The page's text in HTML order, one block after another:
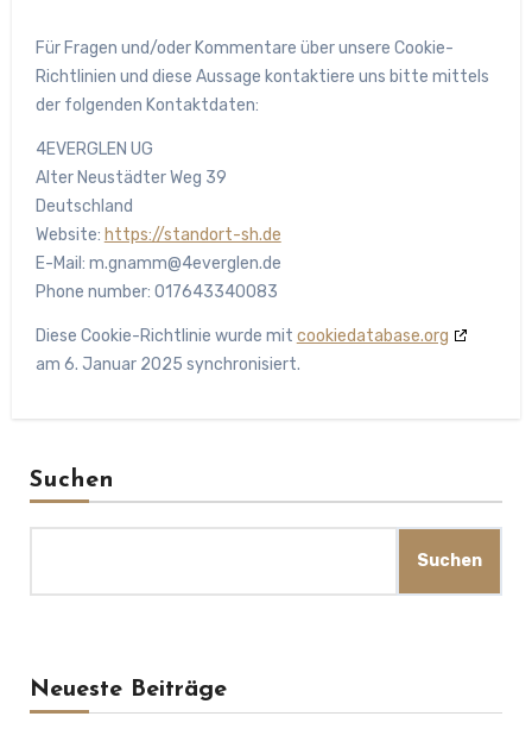
Für Fragen und/oder Kommentare über unsere Cookie-
Richtlinien und diese Aussage kontaktiere uns bitte mittels
der folgenden Kontaktdaten:
4EVERGLEN UG
Alter Neustädter Weg 39
Deutschland
Website: https://standort-sh.de
E-Mail: m.gnamm@4everglen.de
Phone number: 017643340083
Diese Cookie-Richtlinie wurde mit cookiedatabase.org
am 6. Januar 2025 synchronisiert.
Suchen
Suchen
Neueste Beiträge